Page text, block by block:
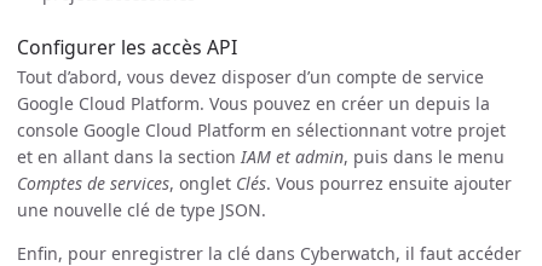
Configurer les accès API
Tout d’abord, vous devez disposer d’un compte de service
Google Cloud Platform. Vous pouvez en créer un depuis la
console Google Cloud Platform en sélectionnant votre projet
et en allant dans la section IAM et admin, puis dans le menu
Comptes de services, onglet Clés. Vous pourrez ensuite ajouter
une nouvelle clé de type JSON.
Enfin, pour enregistrer la clé dans Cyberwatch, il faut accéder